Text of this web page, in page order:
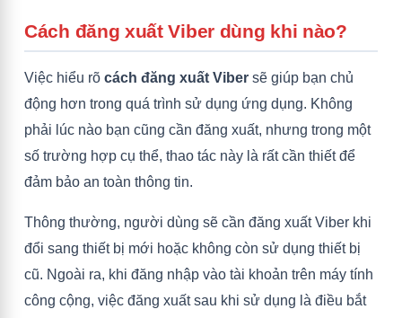
Cách đăng xuất Viber dùng khi nào?
Việc hiểu rõ cách đăng xuất Viber sẽ giúp bạn chủ
động hơn trong quá trình sử dụng ứng dụng. Không
phải lúc nào bạn cũng cần đăng xuất, nhưng trong một
số trường hợp cụ thể, thao tác này là rất cần thiết để
đảm bảo an toàn thông tin.
Thông thường, người dùng sẽ cần đăng xuất Viber khi
đổi sang thiết bị mới hoặc không còn sử dụng thiết bị
cũ. Ngoài ra, khi đăng nhập vào tài khoản trên máy tính
công cộng, việc đăng xuất sau khi sử dụng là điều bắt